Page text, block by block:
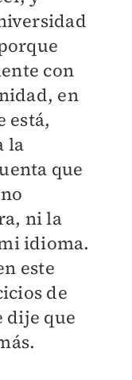
con
en
está,
la
que
ni la
idioma.
este
de
dije que